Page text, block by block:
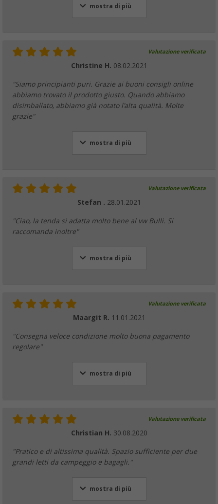
mostra di più
Valutazione verificata
Christine H. 08.02.2021
"Siamo principianti puri. Grazie ai buoni consigli online
abbiamo trovato il prodotto giusto. Quando abbiamo
disimballato, abbiamo già notato l'alta qualità. Molte
grazie"
mostra di più
Valutazione verificata
Stefan . 28.01.2021
"Ciao, la tenda si adatta molto bene al vw Bulli. Si
raccomanda inoltre"
mostra di più
Valutazione verificata
Maargit R. 11.01.2021
"Consegna veloce condizione molto buona pagamento
regolare"
mostra di più
Valutazione verificata
Christian H. 30.08.2020
"Pratico e di altissima qualità. Spazio sufficiente per due
grandi letti da campeggio e bagagli."
mostra di più